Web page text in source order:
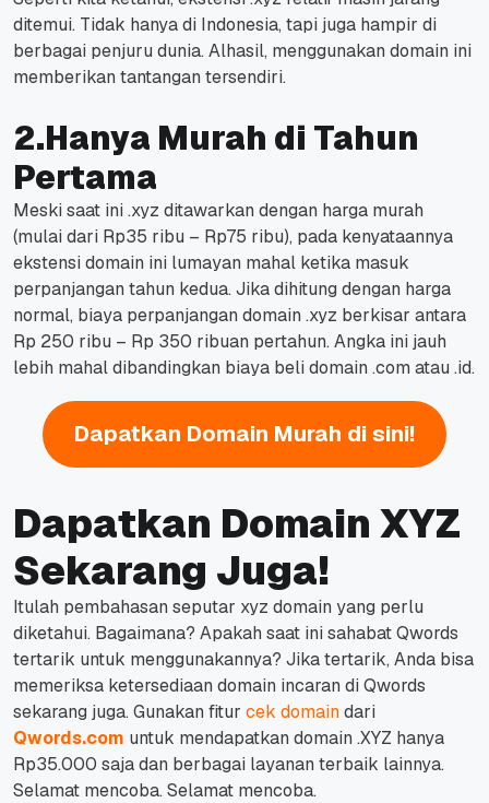
ditemui. Tidak hanya di Indonesia, tapi juga hampir di
berbagai penjuru dunia. Alhasil, menggunakan domain ini
memberikan tantangan tersendiri.
2.Hanya Murah di Tahun
Pertama
Meski saat ini .xyz ditawarkan dengan harga murah
(mulai dari Rp35 ribu – Rp75 ribu), pada kenyataannya
ekstensi domain ini lumayan mahal ketika masuk
perpanjangan tahun kedua. Jika dihitung dengan harga
normal, biaya perpanjangan domain .xyz berkisar antara
Rp 250 ribu – Rp 350 ribuan pertahun. Angka ini jauh
lebih mahal dibandingkan biaya beli domain .com atau .id.
Dapatkan Domain Murah di sini!
Dapatkan Domain XYZ
Sekarang Juga!
Itulah pembahasan seputar xyz domain yang perlu
diketahui. Bagaimana? Apakah saat ini sahabat Qwords
tertarik untuk menggunakannya? Jika tertarik, Anda bisa
memeriksa ketersediaan domain incaran di Qwords
sekarang juga. Gunakan fitur cek domaindari
Qwords.com untuk mendapatkan domain .XYZ hanya
Rp35.000 saja dan berbagai layanan terbaik lainnya.
Selamat mencoba. Selamat mencoba.